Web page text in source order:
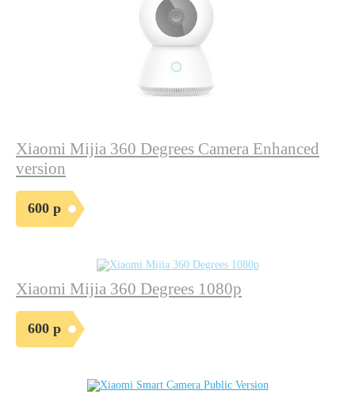
Xiaomi Mijia 360 Degrees Camera Enhanced
version
600 р
Xiaomi Mijia 360 Degrees 1080p
600 р